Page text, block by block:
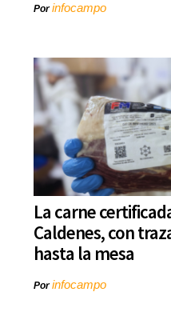
Porinfocampo
La carne
Caldenes, con
hasta la mesa
Porinfocampo